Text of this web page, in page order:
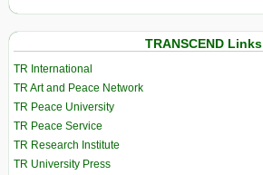
TRANSCEND Links
TR International
TR Art and Peace Network
TR Peace University
TR Peace Service
TR Research Institute
TR University Press